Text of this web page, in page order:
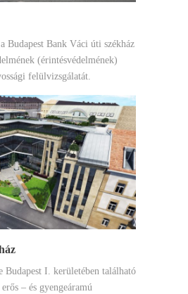
Budapest Bank Váci úti székház
(érintésvédelmének)
felülvizsgálatát.
Budapest I. kerületében található
– és gyengeáramú